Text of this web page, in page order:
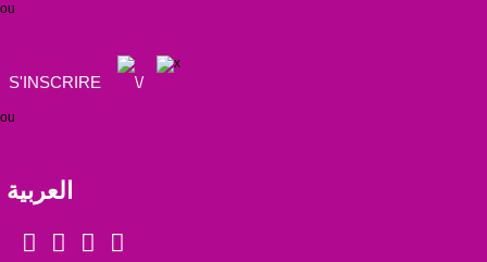
ou
S'INSCRIRE
ou
العربية